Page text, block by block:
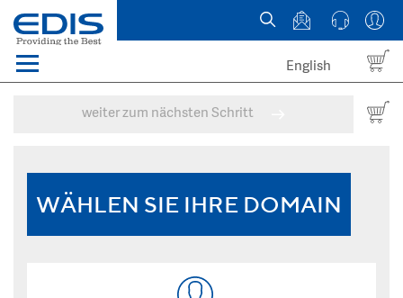
Menü
Domains
News
English
weiter zum nächsten Schritt
WÄHLEN SIE IHRE DOMAIN